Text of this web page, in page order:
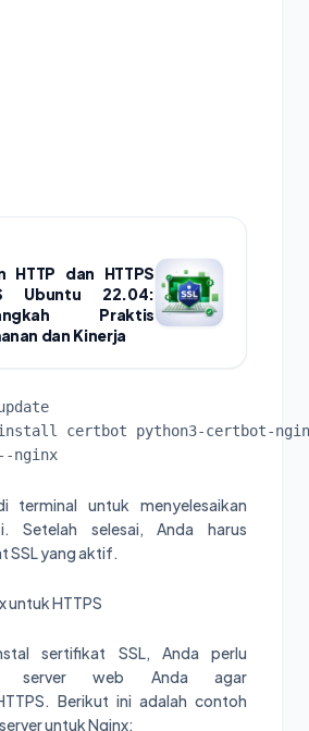
HTTP dan HTTPS
Ubuntu 22.04:
Praktis
dan Kinerja
certbot python3-certbot-
nginx
terminal untuk menyelesaikan
Setelah selesai, Anda harus
SSL yang aktif.
untuk HTTPS
sertifikat SSL, Anda perlu
server web Anda agar
Berikut ini adalah contoh
untuk Nginx: